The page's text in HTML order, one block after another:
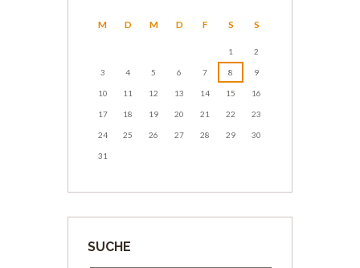
M D M D F S S
1 2
3 4 5 6 7 8 9
10 11 12 13 14 15 16
17 18 19 20 21 22 23
24 25 26 27 28 29 30
31
SUCHE